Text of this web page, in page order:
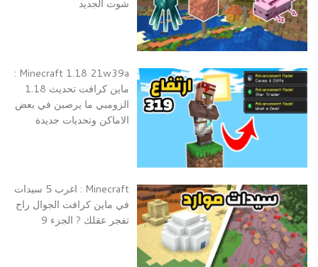
شوت الجديد
Minecraft 1.18 21w39a :
ماين كرافت تحديث 1.18
الزومبي ما يرصبن في بعض
الاماكن وتحديات جديدة
Minecraft : اغرب 5 سيدات
في ماين كرافت الجوال راح
تفجر عقلك ? الجزء 9